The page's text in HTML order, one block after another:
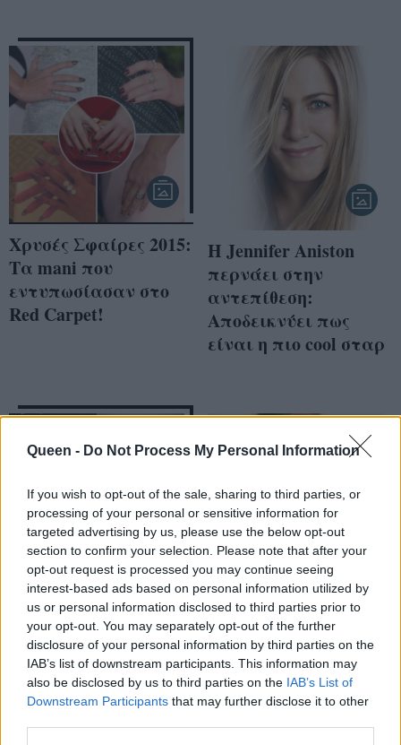
Queen - Do Not Process My Personal Information
If you wish to opt-out of the sale, sharing to third parties, or
processing of your personal or sensitive information for
targeted advertising by us, please use the below opt-out
section to confirm your selection. Please note that after your
opt-out request is processed you may continue seeing
interest-based ads based on personal information utilized by
us or personal information disclosed to third parties prior to
your opt-out. You may separately opt-out of the further
disclosure of your personal information by third parties on the
IAB’s list of downstream participants. This information may
also be disclosed by us to third parties on the IAB’s List of
Downstream Participants that may further disclose it to other
Χρυσές Σφαίρες 2015:
Τα mani που
εντυπωσίασαν στο
Red Carpet!
Η Jennifer Aniston
περνάει στην
αντεπίθεση:
Αποδεικνύει πως
είναι η πιο cool σταρ
Χρυσές Σφαίρες 2015
- After Parties: 6+1 red
carpet looks που μας
εντυπωσίασαν
Δείτε πώς θα
πετύχετε το make up
look της Jessica
Chastain από τη
χθεσινή απονομή!